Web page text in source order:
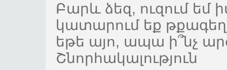
Բարև ձեզ, ուզում եմ
կատարում եք
եթե այո, ապա ի՞նչ
Շնորհակալություն